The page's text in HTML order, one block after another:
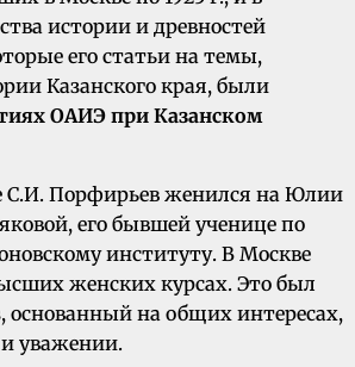
истории и древностей
его статьи на темы,
Казанского края, были
ОАИЭ при Казанском
С.И. Порфирьев женился на Юлии
его бывшей ученице по
институту. В Москве
женских курсах. Это был
основанный на общих интересах,
уважении.